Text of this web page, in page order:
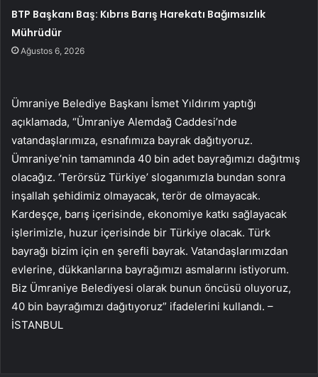
BTP Başkanı Baş: Kıbrıs Barış Harekatı Bağımsızlık
Mührüdür
Ağustos 6, 2026
Ümraniye Belediye Başkanı İsmet Yıldırım yaptığı
açıklamada, “Ümraniye Alemdağ Caddesi’nde
vatandaşlarımıza, esnafımıza bayrak dağıtıyoruz.
Ümraniye’nin tamamında 40 bin adet bayrağımızı dağıtmış
olacağız. ‘Terörsüz Türkiye’ sloganımızla bundan sonra
inşallah şehidimiz olmayacak, terör de olmayacak.
Kardeşçe, barış içerisinde, ekonomiye katkı sağlayacak
işlerimizle, huzur içerisinde bir Türkiye olacak. Türk
bayrağı bizim için en şerefli bayrak. Vatandaşlarımızdan
evlerine, dükkanlarına bayrağımızı asmalarını istiyorum.
Biz Ümraniye Belediyesi olarak bunun öncüsü oluyoruz,
40 bin bayrağımızı dağıtıyoruz” ifadelerini kullandı. –
İSTANBUL